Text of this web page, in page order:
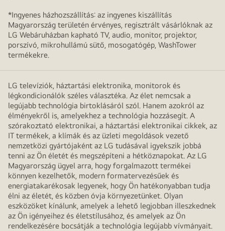
*Ingyenes házhozszállítás: az ingyenes kiszállítás
Magyarország területén érvényes, regisztrált vásárlóknak az
LG Webáruházban kapható TV, audio, monitor, projektor,
porszívó, mikrohullámú sütő, mosogatógép, WashTower
termékekre.
LG televíziók, háztartási elektronika, monitorok és
légkondicionálók széles választéka. Az élet nemcsak a
legújabb technológia birtoklásáról szól. Hanem azokról az
élményekről is, amelyekhez a technológia hozzásegít. A
szórakoztató elektronikai, a háztartási elektronikai cikkek, az
IT termékek, a klímák és az üzleti megoldások vezető
nemzetközi gyártójaként az LG tudásával igyekszik jobbá
tenni az Ön életét és megszépíteni a hétköznapokat. Az LG
Magyarország ügyel arra, hogy forgalmazott termékei
könnyen kezelhetők, modern formatervezésűek és
energiatakarékosak legyenek, hogy Ön hatékonyabban tudja
élni az életét, és közben óvja környezetünket. Olyan
eszközöket kínálunk, amelyek a lehető legjobban illeszkednek
az Ön igényeihez és életstílusához, és amelyek az Ön
rendelkezésére bocsátják a technológia legújabb vívmányait.